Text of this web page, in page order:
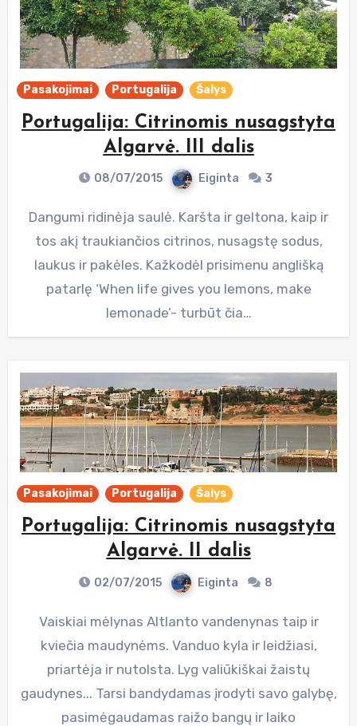
Pasakojimai Portugalija Šalys
Portugalija: Citrinomis nusagstyta
Algarvė. III dalis
08/07/2015 Eiginta 3
Dangumi ridinėja saulė. Karšta ir geltona, kaip ir
tos akį traukiančios citrinos, nusagstę sodus,
laukus ir pakėles. Kažkodėl prisimenu anglišką
patarlę ‘When life gives you lemons, make
lemonade’- turbūt čia…
Pasakojimai Portugalija Šalys
Portugalija: Citrinomis nusagstyta
Algarvė. II dalis
02/07/2015 Eiginta 8
Vaiskiai mėlynas Altlanto vandenynas taip ir
kviečia maudynėms. Vanduo kyla ir leidžiasi,
priartėja ir nutolsta. Lyg valiūkiškai žaistų
gaudynes... Tarsi bandydamas įrodyti savo galybę,
pasimėgaudamas raižo bangų ir laiko